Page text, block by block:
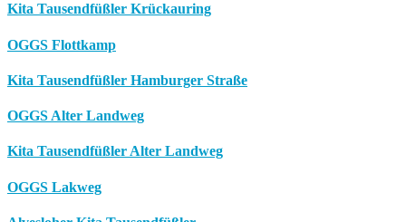
Kita Tausendfüßler Krückauring
OGGS Flottkamp
Kita Tausendfüßler Hamburger Straße
OGGS Alter Landweg
Kita Tausendfüßler Alter Landweg
OGGS Lakweg